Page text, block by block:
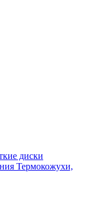
диски
Термокожухи,